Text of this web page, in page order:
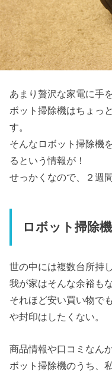
あまり贅沢な家電に手
ボット掃除機はちょっ
す。
そんなロボット掃除機
るという情報が！
せっかくなので、２週
ロボット掃除
世の中には複数台所持
我が家はそんな余裕も
それほど安い買い物で
や封印はしたくない。
商品情報や口コミなん
ボット掃除機のうち、